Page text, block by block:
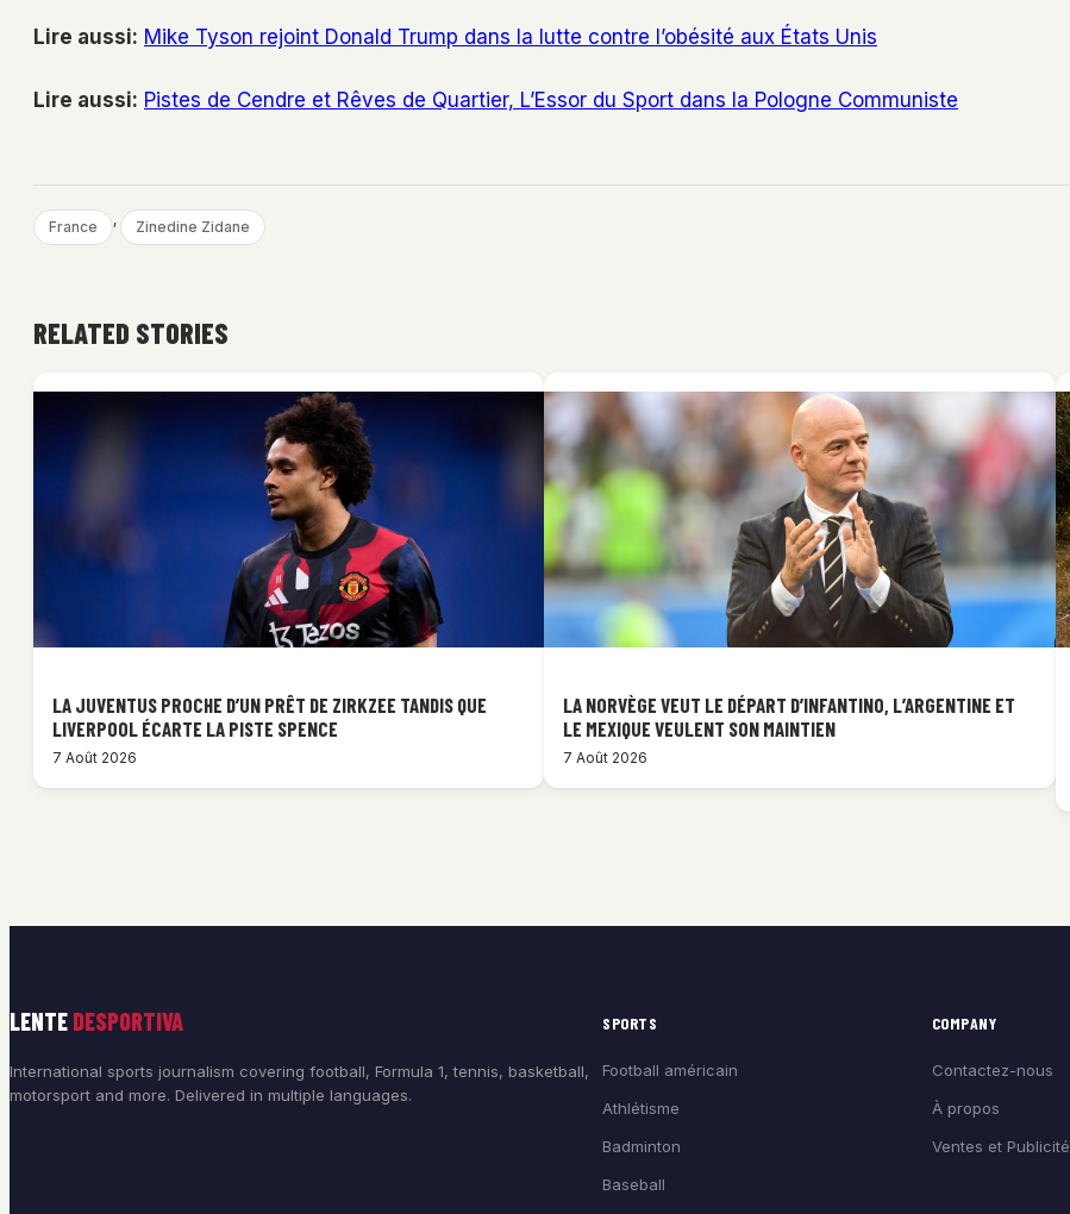
Lire aussi: Mike Tyson rejoint Donald Trump dans la lutte contre l’obésité aux États Unis
Lire aussi: Pistes de Cendre et Rêves de Quartier, L’Essor du Sport dans la Pologne Communiste
France , Zinedine Zidane
RELATED STORIES
LA JUVENTUS PROCHE D’UN PRÊT DE ZIRKZEE TANDIS QUE
LIVERPOOL ÉCARTE LA PISTE SPENCE
7 Août 2026
LA NORVÈGE VEUT LE DÉPART D’INFANTINO, L’ARGENTINE ET
LE MEXIQUE VEULENT SON MAINTIEN
7 Août 2026
LENTE DESPORTIVA
International sports journalism covering football, Formula 1, tennis, basketball,
motorsport and more. Delivered in multiple languages.
SPORTS
Football américain
Athlétisme
Badminton
Baseball
COMPANY
Contactez-nous
À propos
Ventes et Publicité